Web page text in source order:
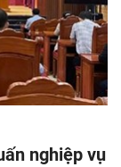
nghiệp vụ